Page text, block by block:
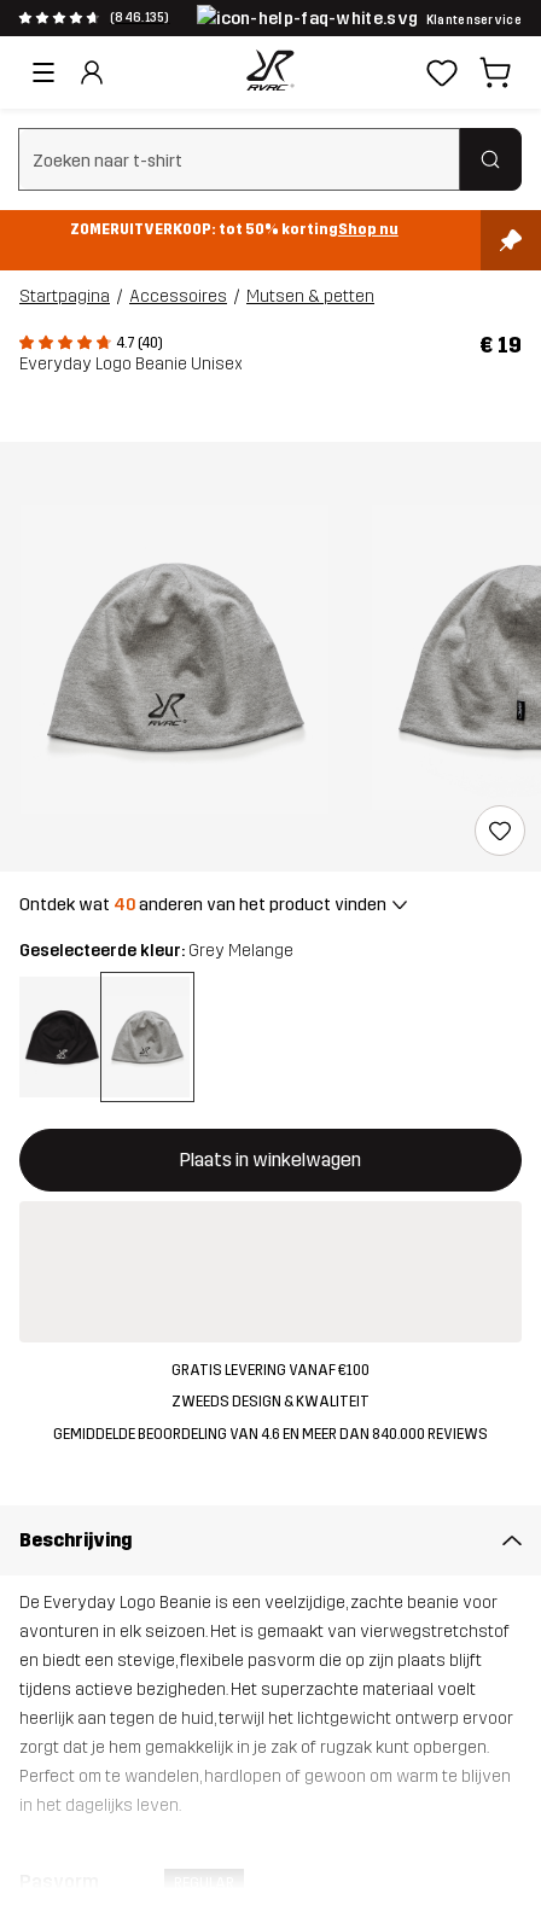
(846.135) Klantenservice
Zoeken wissen
ZOMERUITVERKOOP: tot 50% kortingShop nu
Startpagina Accessoires Mutsen & petten
4.7 (40)
Everyday Logo Beanie Unisex
€ 19
Ontdek wat 40anderen van het product vinden
Geselecteerde kleur: Grey Melange
Plaats in winkelwagen
Deze knop opent een modal met de bevestiging van een
{{size}} niet beschikbaar
GRATIS LEVERING VANAF €100
ZWEEDS DESIGN & KWALITEIT
GEMIDDELDE BEOORDELING VAN 4.6 EN MEER DAN 840.000 REVIEWS
Beschrijving
De Everyday Logo Beanie is een veelzijdige, zachte beanie voor
avonturen in elk seizoen. Het is gemaakt van vierwegstretchstof
en biedt een stevige, flexibele pasvorm die op zijn plaats blijft
tijdens actieve bezigheden. Het superzachte materiaal voelt
heerlijk aan tegen de huid, terwijl het lichtgewicht ontwerp ervoor
zorgt dat je hem gemakkelijk in je zak of rugzak kunt opbergen.
Perfect om te wandelen, hardlopen of gewoon om warm te blijven
in het dagelijks leven.